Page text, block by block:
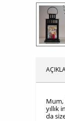
Mum,
yıllık
da